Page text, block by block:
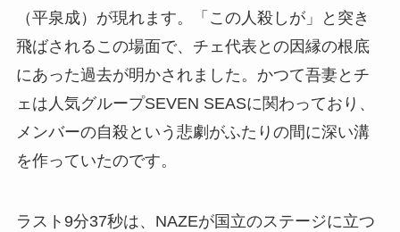
（平泉成）が現れます。「この人殺しが」と突き
飛ばされるこの場面で、チェ代表との因縁の根底
にあった過去が明かされました。かつて吾妻とチ
ェは人気グループSEVEN SEASに関わっており、
メンバーの自殺という悲劇がふたりの間に深い溝
を作っていたのです。
ラスト9分37秒は、NAZEが国立のステージに立つ